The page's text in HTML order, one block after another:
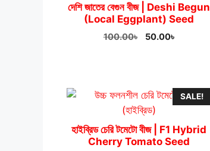
দেশি জাতের বেগুন বীজ | Deshi Begun
(Local Eggplant) Seed
100.00৳
Original
50.00৳Current
SALE!
হাইব্রিড চেরি টমেটো বীজ | F1 Hybrid
Cherry Tomato Seed